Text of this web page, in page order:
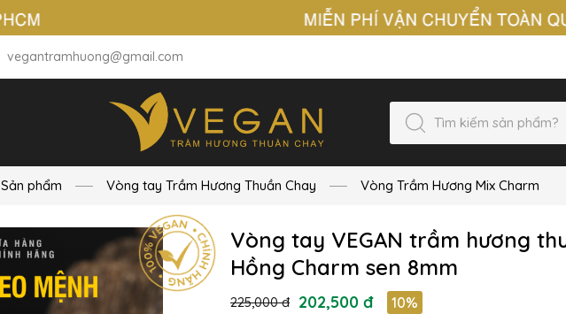
vegantramhuong@gmail.com
Sản phẩm Vòng tay Trầm Hương Thuần Chay Vòng Trầm Hương Mix Charm
Vòng tay VEGAN trầm hương
Hồng Charm sen 8mm
225,000 đ 202,500 đ 10%